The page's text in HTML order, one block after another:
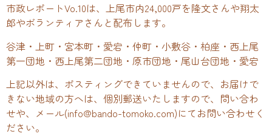
市政レポートVo.10は、上尾市内24,000戸を隆文さんや翔太
郎やボランティアさんと配布します。
谷津・上町・宮本町・愛宕・仲町・小敷谷・柏座・西上尾
第一団地・西上尾第二団地・原市団地・尾山台団地・愛宕
上記以外は、ポスティングできていませんので、お届けで
きない地域の方へは、個別郵送いたしますので、問い合わ
せや、メール(info@bando-tomoko.com)にてお問い合わせく
ださい。